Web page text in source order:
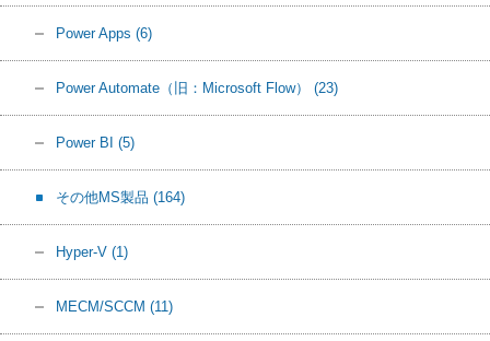
Power Apps (6)
Power Automate（旧：Microsoft Flow） (23)
Power BI (5)
その他MS製品 (164)
Hyper-V (1)
MECM/SCCM (11)